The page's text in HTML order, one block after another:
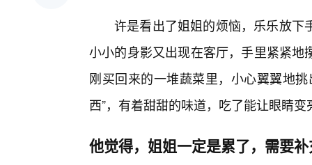
许是看出了姐姐的烦恼，乐乐放下
小小的身影又出现在客厅，手里紧紧
刚买回来的一堆蔬菜里，小心翼翼地
西”，有着甜甜的味道，吃了能让眼睛
他觉得，姐姐一定是累了，需要